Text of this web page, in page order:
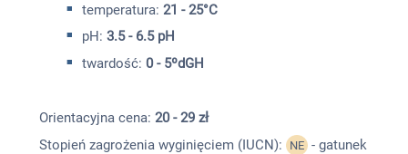
temperatura: 21 - 25°C
pH: 3.5 - 6.5 pH
twardość: 0 - 5ºdGH
Orientacyjna cena: 20 - 29 zł
Stopień zagrożenia wyginięciem (IUCN):
NE - gatunek